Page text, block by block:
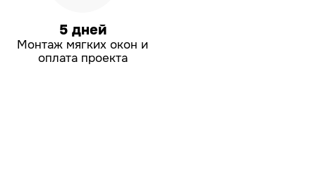
5 дней
Монтаж мягких окон и
оплата проекта